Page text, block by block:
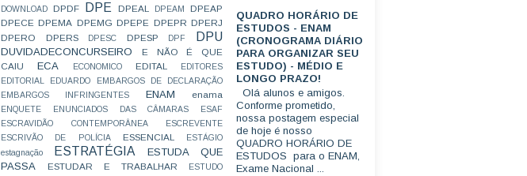
DOWNLOAD DPDF DPE DPEAL DPEAM
DPEAP
DPECE DPEMA DPEMG DPEPE DPEPR DPERJ
DPERO
DPERS DPESC DPESP DPF DPU
DUVIDADECONCURSEIRO
E NÃO É QUE
CAIU
ECA ECONOMICO EDITAL
EDITORES
EDITORIAL
EDUARDO
EMBARGOS DE DECLARAÇÃO
EMBARGOS INFRINGENTES
ENAM enama
ENQUETE ENUNCIADOS DAS CÂMARAS
ESAF
ESCRAVIDÃO CONTEMPORÂNEA
ESCREVENTE
ESCRIVÃO DE POLÍCIA
ESSENCIAL
ESTÁGIO
estagnação
ESTRATÉGIA
ESTUDA QUE
PASSA
ESTUDAR E TRABALHAR
ESTUDO
QUADRO HORÁRIO DE
ESTUDOS - ENAM
(CRONOGRAMA DIÁRIO
PARA ORGANIZAR SEU
ESTUDO) - MÉDIO E
LONGO PRAZO!
Olá alunos e amigos.
Conforme prometido,
nossa postagem especial
de hoje é nosso
QUADRO HORÁRIO DE
ESTUDOS para o ENAM,
Exame Nacional ...